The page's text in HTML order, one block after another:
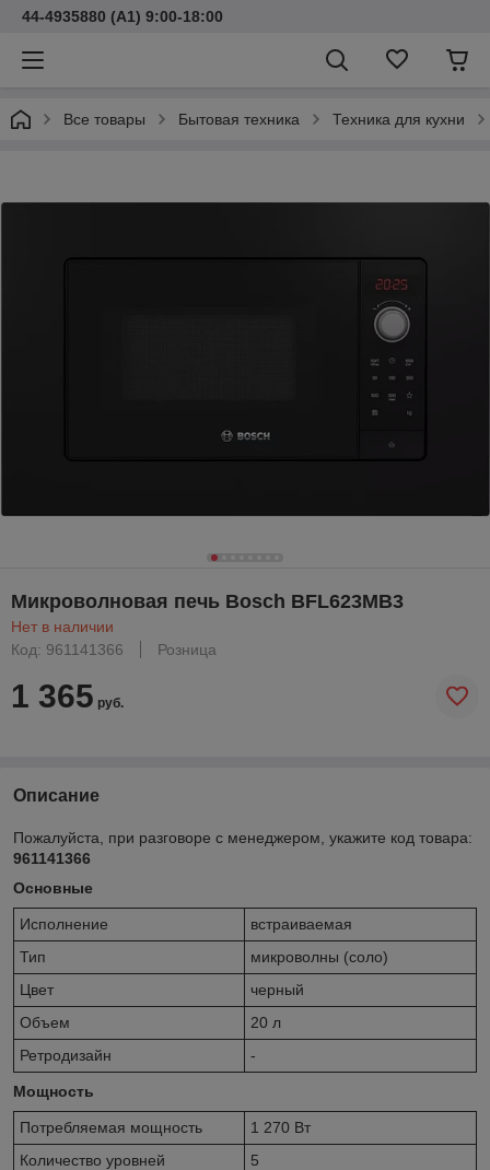
44-4935880 (A1) 9:00-18:00
Все товары Бытовая техника Техника для кухни
Микроволновая печь Bosch BFL623MB3
Нет в наличии
Код: 961141366
Розница
1 365 руб.
Описание
Пожалуйста, при разговоре с менеджером, укажите код товара:
961141366
Основные
Исполнение
встраиваемая
Тип
микроволны (соло)
Цвет
черный
Объем
20 л
Ретродизайн
-
Мощность
Потребляемая мощность
1 270 Вт
Количество уровней
5